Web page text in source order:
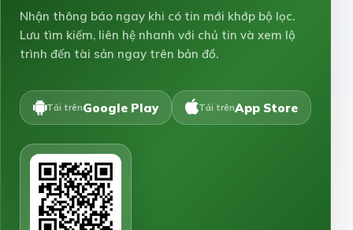
Nhận thông báo ngay khi có tin mới khớp bộ lọc.
Lưu tìm kiếm, liên hệ nhanh với chủ tin và xem lộ
trình đến tài sản ngay trên bản đồ.
Tải trênGoogle Play Tải trênApp Store